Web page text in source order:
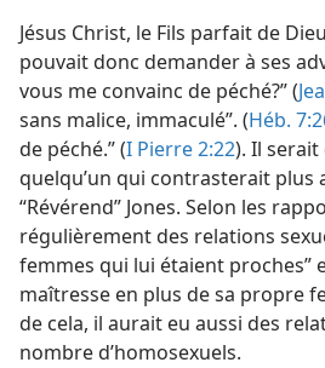
Jésus Christ, le Fils parfait de
pouvait donc demander à ses
vous me convainc de péché?” (
sans malice, immaculé”. (Héb.
de péché.” (I Pierre 2:22). Il serait
quelqu’un qui contrasterait plus
“Révérend” Jones. Selon les
régulièrement des relations
femmes qui lui étaient proches”
maîtresse en plus de sa propre
de cela, il aurait eu aussi des
nombre d’homosexuels.